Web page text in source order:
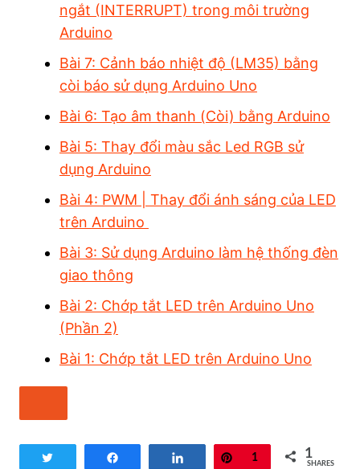
ngắt (INTERRUPT) trong môi trường
Arduino
Bài 7: Cảnh báo nhiệt độ (LM35) bằng
còi báo sử dụng Arduino Uno
Bài 6: Tạo âm thanh (Còi) bằng Arduino
Bài 5: Thay đổi màu sắc Led RGB sử
dụng Arduino
Bài 4: PWM | Thay đổi ánh sáng của LED
trên Arduino
Bài 3: Sử dụng Arduino làm hệ thống đèn
giao thông
Bài 2: Chớp tắt LED trên Arduino Uno
(Phần 2)
Bài 1: Chớp tắt LED trên Arduino Uno
Share Pin
1 1
SHARES